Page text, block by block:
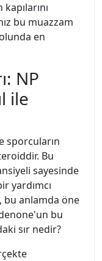
bu muazzam
en
NP
ile
sporcuların
Bu
sayesinde
yardımcı
bu anlamda öne
bu
sır nedir?